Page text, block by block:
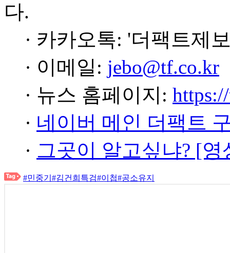
다.
· 카카오톡: '더팩트제
· 이메일: jebo@tf.co.kr
· 뉴스 홈페이지:
· 네이버 메인 더팩트
· 그곳이 알고싶냐? [
#민중기 #김건희특검#이첩#공소유지